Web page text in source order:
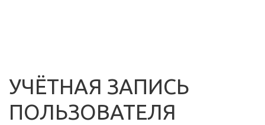
УЧЁТНАЯ ЗАПИСЬ
ПОЛЬЗОВАТЕЛЯ